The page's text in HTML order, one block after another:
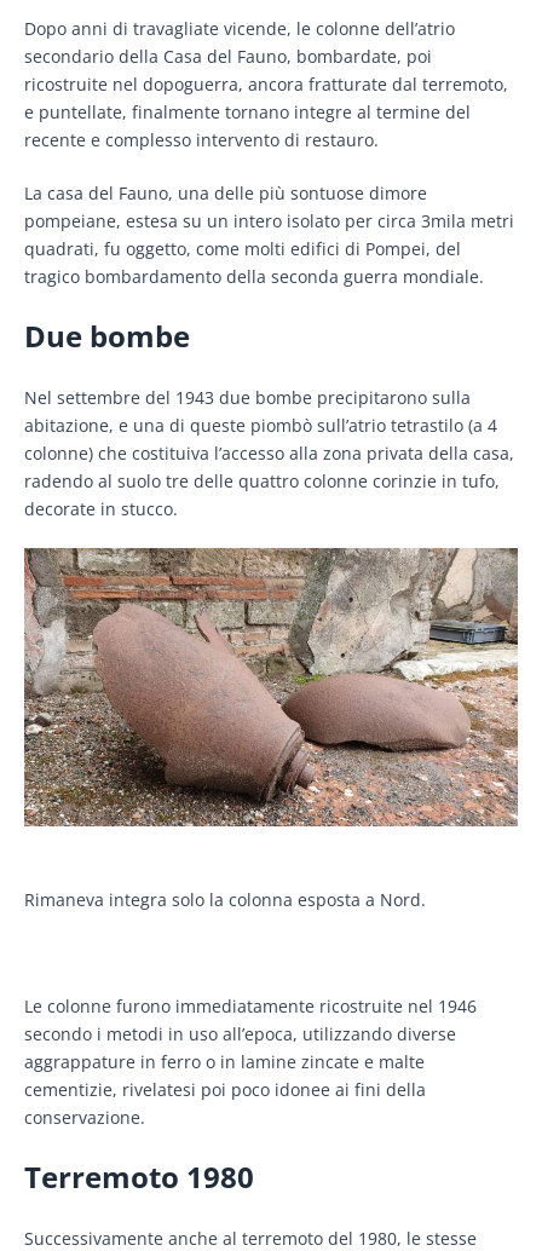
Dopo anni di travagliate vicende, le colonne dell’atrio
secondario della Casa del Fauno, bombardate, poi
ricostruite nel dopoguerra, ancora fratturate dal terremoto,
e puntellate, finalmente tornano integre al termine del
recente e complesso intervento di restauro.
La casa del Fauno, una delle più sontuose dimore
pompeiane, estesa su un intero isolato per circa 3mila metri
quadrati, fu oggetto, come molti edifici di Pompei, del
tragico bombardamento della seconda guerra mondiale.
Due bombe
Nel settembre del 1943 due bombe precipitarono sulla
abitazione, e una di queste piombò sull’atrio tetrastilo (a 4
colonne) che costituiva l’accesso alla zona privata della casa,
radendo al suolo tre delle quattro colonne corinzie in tufo,
decorate in stucco.
Rimaneva integra solo la colonna esposta a Nord.
Le colonne furono immediatamente ricostruite nel 1946
secondo i metodi in uso all’epoca, utilizzando diverse
aggrappature in ferro o in lamine zincate e malte
cementizie, rivelatesi poi poco idonee ai fini della
conservazione.
Terremoto 1980
Successivamente anche al terremoto del 1980, le stesse